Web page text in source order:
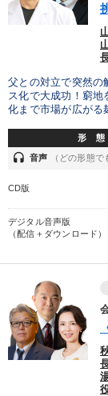
【12月】音声・
「利上げ時代の
予測と株式投資
【6月】音声・映
全国経営者セミ
経営戦略・経営
社長の姿勢を学び
業績を伸ばした
財務・数字力の
父との対立で突然の
ス化で大成功！窮地
化まで市場が広がる
形 態
headset 音声 （どの形態で
CD版
デジタル音声版
（配信＋ダウンロード）